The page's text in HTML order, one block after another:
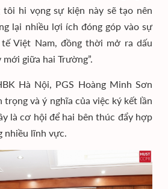
tôi hi vọng sự kiện này sẽ tạo nên
lại nhiều lợi ích đóng góp vào sự
Việt Nam, đồng thời mở ra dấu
giữa hai Trường”.
Hà Nội, PGS Hoàng Minh Sơn
trọng và ý nghĩa của việc ký kết lần
là cơ hội để hai bên thúc đẩy hợp
nhiều lĩnh vực.